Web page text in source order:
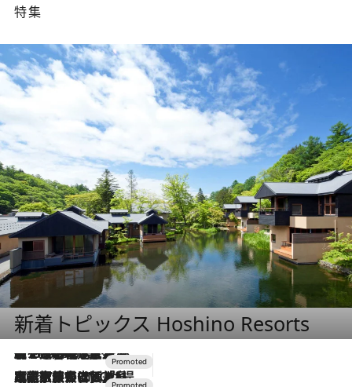
特集
新着トピックス Hoshino Resorts
2026.8.7
【トンボの足水浴】ヒノキの香りに包まれて涼感マックス！約13℃の湧水かけ流しを避暑地「星野温泉 トンボの湯」で体験
2026.7.31
【ホテル帰省】という選択肢をOMOが提案。家族とほどよい距離を保つには「昼は実家、夜は気兼ねなくホテルで！」